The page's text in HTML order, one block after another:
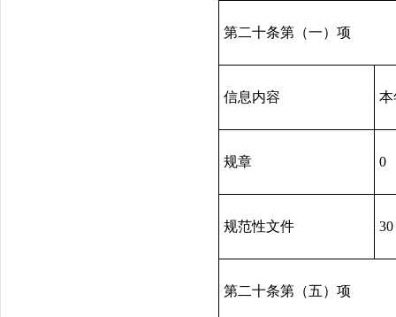
第二十条第（一）项
信息内容 本
规章 0
规范性文件 30
第二十条第（五）项